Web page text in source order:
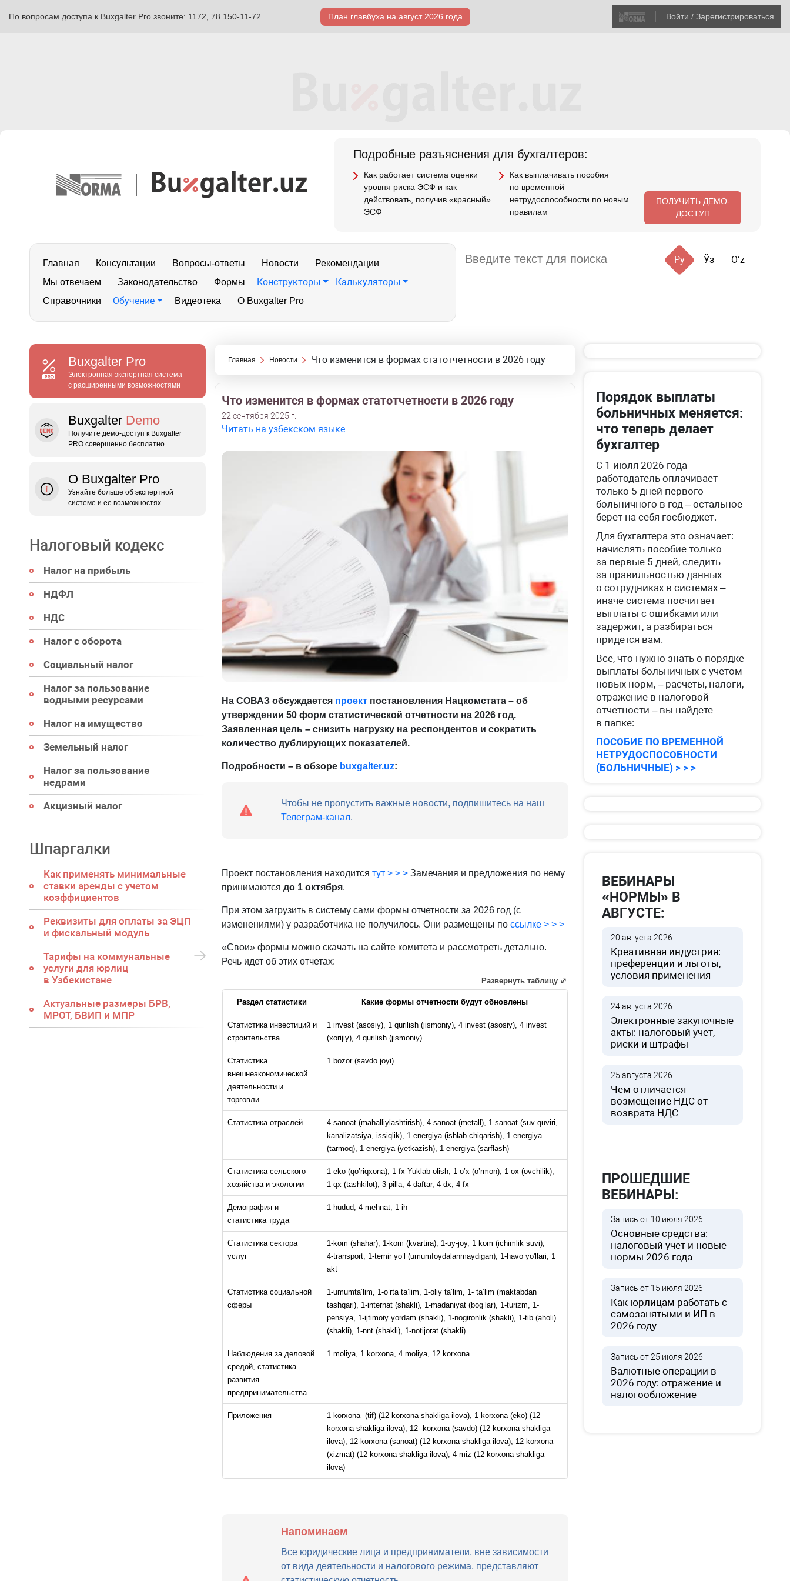
По вопросам доступа к Buxgalter Pro звоните: 1172, 78 150-11-72 План главбуха на август 2026 года Войти / Зарегистрироваться
Подробные разъяснения для бухгалтеров:
Как работает система оценки
уровня риска ЭСФ и как
действовать, получив «красный»
ЭСФ
Как выплачивать пособия
по временной
нетрудоспособности по новым
правилам
ПОЛУЧИТЬ ДЕМО-
ДОСТУП
Главная Консультации Вопросы-ответы Новости
Рекомендации
Мы отвечаем
Законодательство Формы Конструкторы Калькуляторы
Справочники Обучение Видеотека О Buxgalter Pro
Ру Ўз Oʻz
Buxgalter Pro
Электронная экспертная система
с расширенными возможностями
Buxgalter Demo
Получите демо‑доступ к Buxgalter
PRO совершенно бесплатно
О Buxgalter Pro
Узнайте больше об экспертной
системе и ее возможностях
Налоговый кодекс
Налог на прибыль
НДФЛ
НДС
Налог с оборота
Социальный налог
Налог за пользование
водными ресурсами
Налог на имущество
Земельный налог
Налог за пользование
недрами
Акцизный налог
Шпаргалки
Как применять минимальные
ставки аренды с учетом
коэффициентов
Реквизиты для оплаты за ЭЦП
и фискальный модуль
Тарифы на коммунальные
услуги для юрлиц
в Узбекистане
Актуальные размеры БРВ,
МРОТ, БВИП и МПР
Главная Новости Что изменится в формах статотчетности в 2026 году
Что изменится в формах статотчетности в 2026 году
22 сентября 2025 г.
Читать на узбекском языке
На СОВАЗ обсуждается проектпостановления Нацкомстата – об
утверждении 50 форм статистической отчетности на 2026 год.
Заявленная цель – снизить нагрузку на респондентов и сократить
количество дублирующих показателей.
Подробности – в обзоре buxgalter.uz:
Чтобы не пропустить важные новости, подпишитесь на наш
Телеграм-канал.
Проект постановления находится тут > > > Замечания и предложения по нему
принимаются до 1 октября.
При этом загрузить в систему сами формы отчетности за 2026 год (с
изменениями) у разработчика не получилось. Они размещены по ссылке > > >
«Свои» формы можно скачать на сайте комитета и рассмотреть детально.
Речь идет об этих отчетах:
Раздел статистики Какие формы отчетности будут обновлены
Статистика инвестиций и
строительства
1 invest (asosiy), 1 qurilish (jismoniy), 4 invest (asosiy), 4 invest
(xorijiy), 4 qurilish (jismoniy)
Статистика
внешнеэкономической
деятельности и
торговли
1 bozor (savdo joyi)
Статистика отраслей
4 sanoat (mahalliylashtirish), 4 sanoat (metall), 1 sanoat (suv quviri,
kanalizatsiya, issiqlik), 1 energiya (ishlab chiqarish), 1 energiya
(tarmoq), 1 energiya (yetkazish), 1 energiya (sarflash)
Статистика сельского
хозяйства и экологии
1 eko (qo’riqxona), 1 fx Yuklab olish, 1 o’x (o’rmon), 1 ox (ovchilik),
1 qx (tashkilot), 3 pilla, 4 daftar, 4 dx, 4 fx
Демография и
статистика труда
1 hudud, 4 mehnat, 1 ih
Статистика сектора
услуг
1-kom (shahar), 1-kom (kvartira), 1-uy-joy, 1 kom (ichimlik suvi),
4-transport, 1-temir yo’l (umumfoydalanmaydigan), 1-havo yo'llari, 1
akt
Статистика социальной
сферы
1-umumta’lim, 1-o’rta ta’lim, 1-oliy ta’lim, 1- ta’lim (maktabdan
tashqari), 1-internat (shakli), 1-madaniyat (bog’lar), 1-turizm, 1-
pensiya, 1-ijtimoiy yordam (shakli), 1-nogironlik (shakli), 1-tib (aholi)
(shakli), 1-nnt (shakli), 1-notijorat (shakli)
Наблюдения за деловой
средой, статистика
развития
предпринимательства
1 moliya, 1 korxona, 4 moliya, 12 korxona
Приложения
1 korxona (tif) (12 korxona shakliga ilova), 1 korxona (eko) (12
korxona shakliga ilova), 12--korxona (savdo) (12 korxona shakliga
ilova), 12-korxona (sanoat) (12 korxona shakliga ilova), 12-korxona
(xizmat) (12 korxona shakliga ilova), 4 miz (12 korxona shakliga
ilova)
Развернуть таблицу ⤢
Напоминаем
Все юридические лица и предприниматели, вне зависимости
от вида деятельности и налогового режима, представляют
Порядок выплаты
больничных меняется:
что теперь делает
бухгалтер
С 1 июля 2026 года
работодатель оплачивает
только 5 дней первого
больничного в год – остальное
берет на себя госбюджет.
Для бухгалтера это означает:
начислять пособие только
за первые 5 дней, следить
за правильностью данных
о сотрудниках в системах –
иначе система посчитает
выплаты с ошибками или
задержит, а разбираться
придется вам.
Все, что нужно знать о порядке
выплаты больничных с учетом
новых норм, – расчеты, налоги,
отражение в налоговой
отчетности – вы найдете
в папке:
ПОСОБИЕ ПО ВРЕМЕННОЙ
НЕТРУДОСПОСОБНОСТИ
(БОЛЬНИЧНЫЕ) > > >
ВЕБИНАРЫ
«НОРМЫ» В
АВГУСТЕ:
20 августа 2026
Креативная индустрия:
преференции и льготы,
условия применения
24 августа 2026
Электронные закупочные
акты: налоговый учет,
риски и штрафы
25 августа 2026
Чем отличается
возмещение НДС от
возврата НДС
ПРОШЕДШИЕ
ВЕБИНАРЫ:
Запись от 10 июля 2026
Основные средства:
налоговый учет и новые
нормы 2026 года
Запись от 15 июля 2026
Как юрлицам работать с
самозанятыми и ИП в
2026 году
Запись от 25 июля 2026
Валютные операции в
2026 году: отражение и
налогообложение